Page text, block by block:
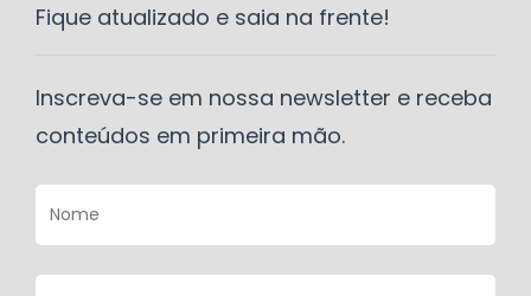
Fique atualizado e saia na frente!
Inscreva-se em nossa newsletter e receba
conteúdos em primeira mão.